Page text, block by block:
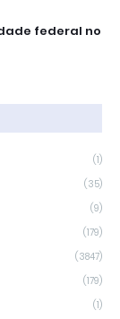
federal no
(1)
(35)
(9)
(179)
(3847)
(179)
(1)